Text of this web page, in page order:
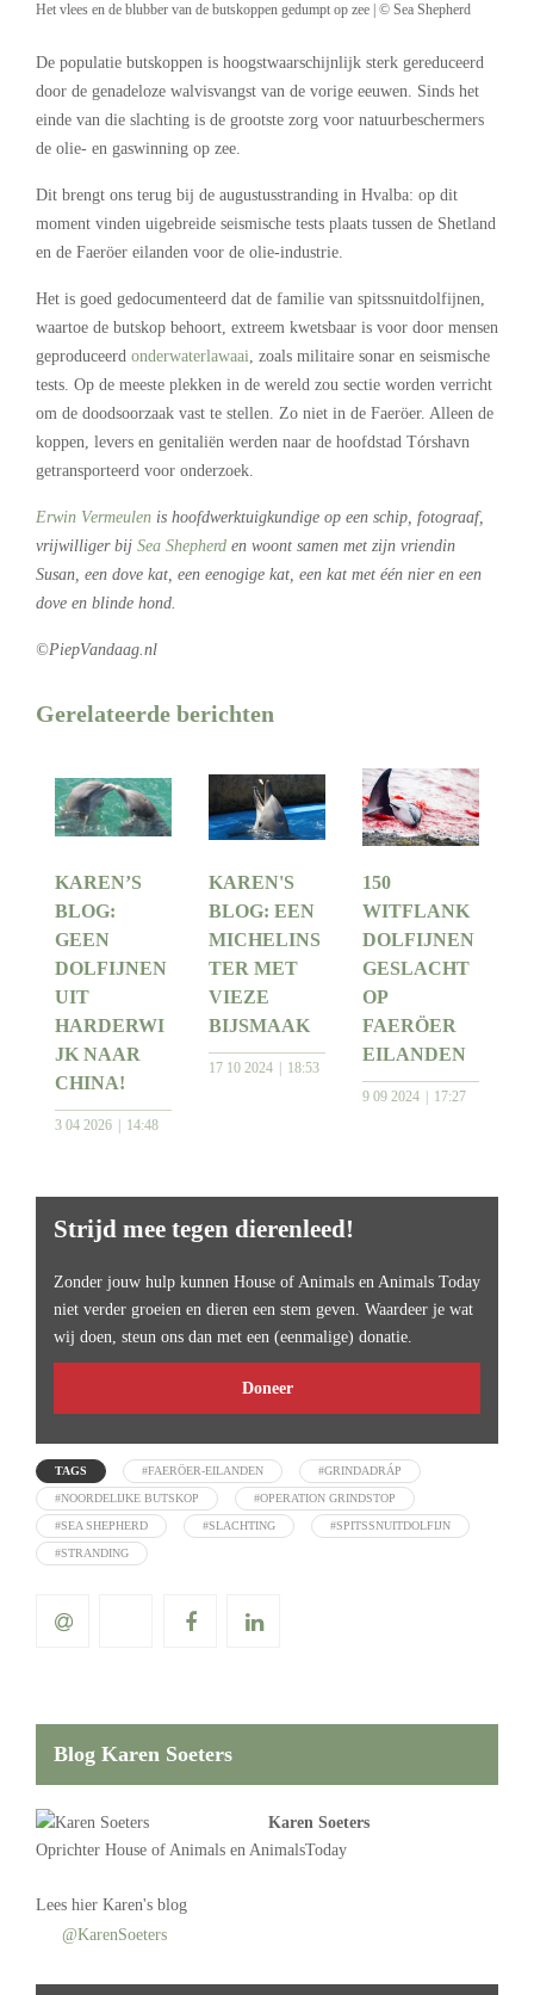
Het vlees en de blubber van de butskoppen gedumpt op zee | © Sea Shepherd
De populatie butskoppen is hoogstwaarschijnlijk sterk gereduceerd
door de genadeloze walvisvangst van de vorige eeuwen. Sinds het
einde van die slachting is de grootste zorg voor natuurbeschermers
de olie- en gaswinning op zee.
Dit brengt ons terug bij de augustusstranding in Hvalba: op dit
moment vinden uigebreide seismische tests plaats tussen de Shetland
en de Faeröer eilanden voor de olie-industrie.
Het is goed gedocumenteerd dat de familie van spitssnuitdolfijnen,
waartoe de butskop behoort, extreem kwetsbaar is voor door mensen
geproduceerd onderwaterlawaai , zoals militaire sonar en seismische
tests. Op de meeste plekken in de wereld zou sectie worden verricht
om de doodsoorzaak vast te stellen. Zo niet in de Faeröer. Alleen de
koppen, levers en genitaliën werden naar de hoofdstad Tórshavn
getransporteerd voor onderzoek.
Erwin Vermeulen is hoofdwerktuigkundige op een schip, fotograaf,
vrijwilliger bij Sea Shepherd en woont samen met zijn vriendin
Susan, een dove kat, een eenogige kat, een kat met één nier en een
dove en blinde hond.
©PiepVandaag.nl
Gerelateerde berichten
KAREN’S
BLOG:
GEEN
DOLFIJNEN
UIT
HARDERWI
JK NAAR
CHINA!
3 04 2026 14:48
KAREN'S
BLOG: EEN
MICHELINS
TER MET
VIEZE
BIJSMAAK
17 10 2024 18:53
150
WITFLANK
DOLFIJNEN
GESLACHT
OP
FAERÖER
EILANDEN
9 09 2024 17:27
Strijd mee tegen dierenleed!
Zonder jouw hulp kunnen House of Animals en Animals Today
niet verder groeien en dieren een stem geven. Waardeer je wat
wij doen, steun ons dan met een (eenmalige) donatie.
Doneer
TAGS #FAERÖER-EILANDEN #GRINDADRÁP
#NOORDELIJKE BUTSKOP #OPERATION GRINDSTOP
#SEA SHEPHERD #SLACHTING #SPITSSNUITDOLFIJN
#STRANDING
Blog Karen Soeters
Karen Soeters
Oprichter House of Animals en AnimalsToday
Lees hier Karen's blog
@KarenSoeters